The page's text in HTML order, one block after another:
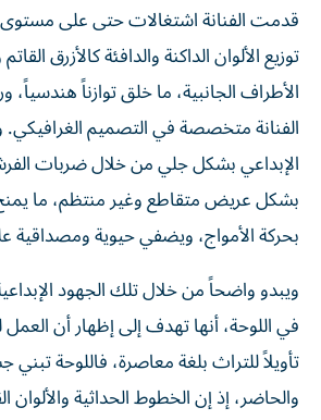
قدمت الفنانة اشتغالات حتى على مستوى
توزيع الألوان الداكنة والدافئة كالأزرق
الأطراف الجانبية، ما خلق توازناً
الفنانة متخصصة في التصميم
الإبداعي بشكل جلي من خلال ضربات
بشكل عريض متقاطع وغير منتظم، ما
بحركة الأمواج، ويضفي حيوية ومصداقية
ويبدو واضحاً من خلال تلك الجهود
في اللوحة، أنها تهدف إلى إظهار أن
تأويلاً للتراث بلغة معاصرة، فاللوحة
والحاضر، إذ إن الخطوط الحداثية والألوان